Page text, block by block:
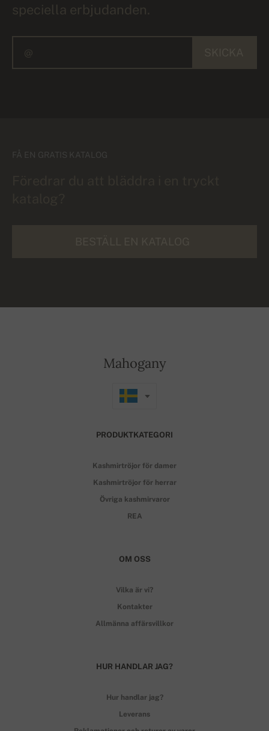
speciella erbjudanden.
FÅ EN GRATIS KATALOG
Mahogany
PRODUKTKATEGORI
Kashmirtröjor för damer
Kashmirtröjor för herrar
Övriga kashmirvaror
REA
OM OSS
Vilka är vi?
Kontakter
Allmänna affärsvillkor
HUR HANDLAR JAG?
Hur handlar jag?
Leverans